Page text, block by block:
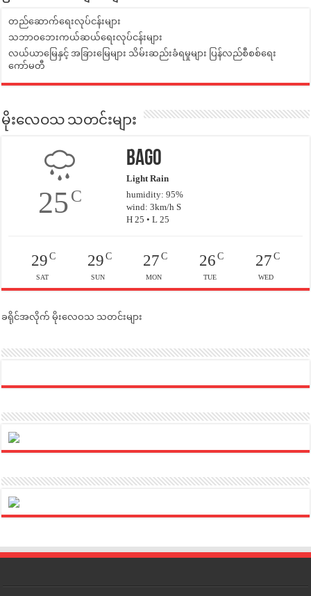
တည်ဆောက်ရေးလုပ်ငန်းများ
သဘာဝဘေးကယ်ဆယ်ရေးလုပ်ငန်းများ
လယ်ယာမြေနှင့် အခြားမြေများ သိမ်းဆည်းခံရမှုများ ပြန်လည်စီစစ်ရေး
ကော်မတီ
မိုးလေဝသ သတင်းများ
25C
Bago
Light Rain
humidity: 95%
wind: 3km/h S
H 25 • L 25
29C
SAT
29C
SUN
27 C
MON
26C
TUE
27C
WED
ခရိုင်အလိုက် မိုးလေဝသ သတင်းများ